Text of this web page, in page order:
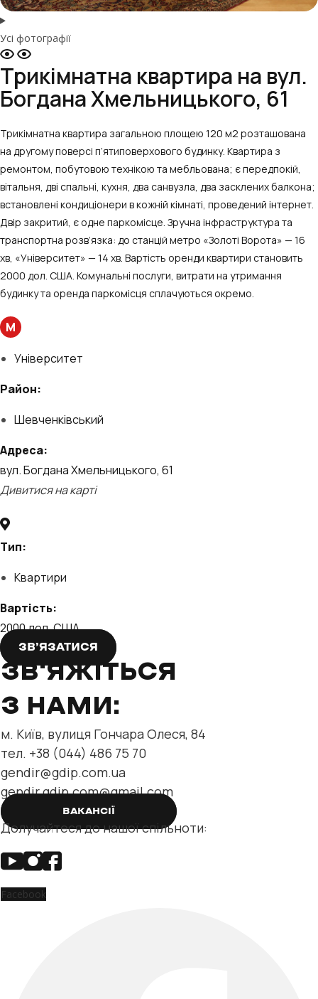
Усі фотографії
Трикімнатна квартира на вул.
Богдана Хмельницького, 61
Трикімнатна квартира загальною площею 120 м2 розташована
на другому поверсі п’ятиповерхового будинку. Квартира з
ремонтом, побутовою технікою та мебльована; є передпокій,
вітальня, дві спальні, кухня, два санвузла, два засклених балкона;
встановлені кондиціонери в кожній кімнаті, проведений інтернет.
Двір закритий, є одне паркомісце. Зручна інфраструктура та
транспортна розв’язка: до станцій метро «Золоті Ворота» — 16
хв, «Університет» — 14 хв. Вартість оренди квартири становить
2000 дол. США. Комунальні послуги, витрати на утримання
будинку та оренда паркомісця сплачуються окремо.
М
Університет
Район:
Шевченківський
Адреса:
вул. Богдана Хмельницького, 61
Дивитися на карті
Тип:
Квартири
Вартість:
2000 дол. США
ЗВ’ЯЗАТИСЯ
ЗВ'ЯЖІТЬСЯ
З НАМИ:
м. Київ, вулиця Гончара Олеся, 84
тел. +38 (044) 486 75 70
gendir@gdip.com.ua
gendir.gdip.com@gmail.com
ВАКАНСІЇ
Долучайтеся до нашої спільноти:
Facebook